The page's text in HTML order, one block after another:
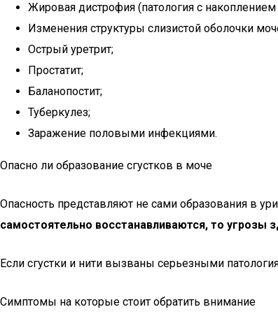
Жировая дистрофия (патология с
Изменения структуры слизистой оболочки
Острый уретрит;
Простатит;
Баланопостит;
Туберкулез;
Заражение половыми инфекциями.
Опасно ли образование сгустков в моче
Опасность представляют не сами образования в
самостоятельно восстанавливаются, то угрозы
Если сгустки и нити вызваны серьезными
Симптомы на которые стоит обратить внимание